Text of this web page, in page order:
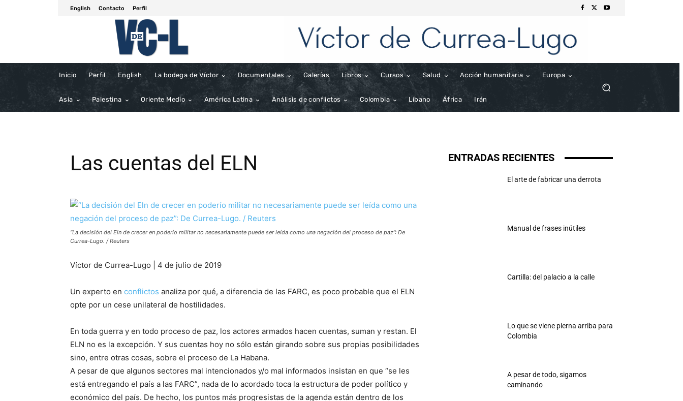
English Contacto Perfil
Inicio Perfil English La bodega de Víctor Documentales Galerías Libros Cursos Salud Acción humanitaria Europa
Asia Palestina Oriente Medio América Latina Análisis de conflictos Colombia Líbano África Irán
Las cuentas del ELN
“La decisión del Eln de crecer en poderío militar no necesariamente puede ser leída como una negación del proceso de paz”: De
Currea-Lugo. / Reuters
Víctor de Currea-Lugo | 4 de julio de 2019
Un experto en conflictos analiza por qué, a diferencia de las FARC, es poco probable que el ELN
opte por un cese unilateral de hostilidades.
En toda guerra y en todo proceso de paz, los actores armados hacen cuentas, suman y restan. El
ELN no es la excepción. Y sus cuentas hoy no sólo están girando sobre sus propias posibilidades
sino, entre otras cosas, sobre el proceso de La Habana.
A pesar de que algunos sectores mal intencionados y/o mal informados insistan en que “se les
está entregando el país a las FARC”, nada de lo acordado toca la estructura de poder político y
económico del país. De hecho, los puntos más progresistas de la agenda están dentro de los
ENTRADAS RECIENTES
El arte de fabricar una derrota
Manual de frases inútiles
Cartilla: del palacio a la calle
Lo que se viene pierna arriba para
Colombia
A pesar de todo, sigamos
caminando